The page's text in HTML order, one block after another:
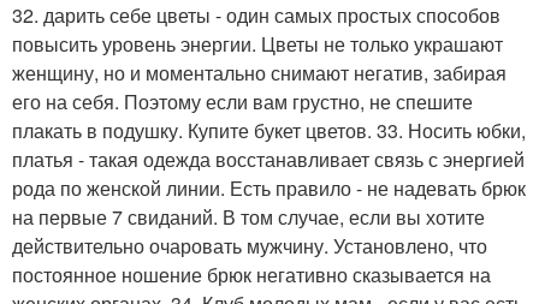
32. дарить себе цветы - один самых простых способов
повысить уровень энергии. Цветы не только украшают
женщину, но и моментально снимают негатив, забирая
его на себя. Поэтому если вам грустно, не спешите
плакать в подушку. Купите букет цветов. 33. Носить юбки,
платья - такая одежда восстанавливает связь с энергией
рода по женской линии. Есть правило - не надевать брюк
на первые 7 свиданий. В том случае, если вы хотите
действительно очаровать мужчину. Установлено, что
постоянное ношение брюк негативно сказывается на